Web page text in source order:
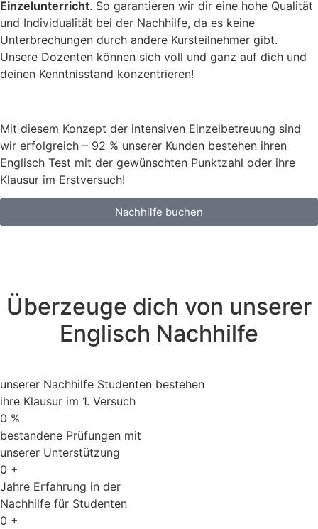
Einzelunterricht. So garantieren wir dir eine hohe Qualität
und Individualität bei der Nachhilfe, da es keine
Unterbrechungen durch andere Kursteilnehmer gibt.
Unsere Dozenten können sich voll und ganz auf dich und
deinen Kenntnisstand konzentrieren!
Mit diesem Konzept der intensiven Einzelbetreuung sind
wir erfolgreich – 92 % unserer Kunden bestehen ihren
Englisch Test mit der gewünschten Punktzahl oder ihre
Klausur im Erstversuch!
Nachhilfe buchen
Überzeuge dich von unserer
Englisch Nachhilfe
unserer Nachhilfe Studenten bestehen
ihre Klausur im 1. Versuch
0 %
bestandene Prüfungen mit
unserer Unterstützung
0 +
Jahre Erfahrung in der
Nachhilfe für Studenten
0 +